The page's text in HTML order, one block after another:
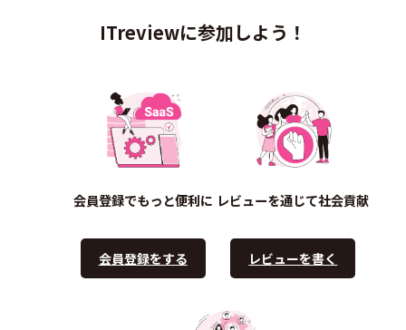
ITreviewに参加しよう！
会員登録でもっと便利に
会員登録をする
レビューを通じて社会貢献
レビューを書く